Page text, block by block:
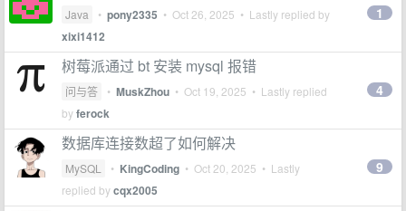
Java • pony2335 • Oct 26, 2025 • Lastly replied by
xixi1412
1
树莓派通过 bt 安装 mysql 报错
问与答 • MuskZhou • Oct 19, 2025 • Lastly replied
byferock
4
数据库连接数超了如何解决
MySQL • KingCoding • Oct 20, 2025 • Lastly
replied bycqx2005
9